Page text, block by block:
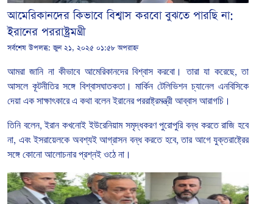
আমেরিকানদের কিভাবে বিশ্বাস করবো বুঝতে পারছি না:
ইরানের পররাষ্ট্রমন্ত্রী
সর্বশেষ উপলব্ধ:জুন ২১, ২০২৫ ০১:৫৮ অপরাহ্ন
আমরা জানি না কীভাবে আমেরিকানদের বিশ্বাস করবো। তারা যা করেছে,তা
আসলে কূটনীতির সঙ্গে বিশ্বাসঘাতকতা। মার্কিন টেলিভিশন চ্যানেল এনবিসিকে
দেয়া এক সাক্ষাৎকারে এ কথা বলেন ইরানের পররাষ্ট্রমন্ত্রী আব্বাস আরাগচি।
তিনি বলেন,ইরান কখনোই ইউরেনিয়াম সমৃদ্ধকরণ পুরোপুরি বন্ধ করতে রাজি হবে
না, এবং ইসরায়েলকে অবশ্যই আগ্রাসন বন্ধ করতে হবে,তার আগে যুক্তরাষ্ট্রের
সঙ্গে কোনো আলোচনার প্রশ্নই ওঠে না।